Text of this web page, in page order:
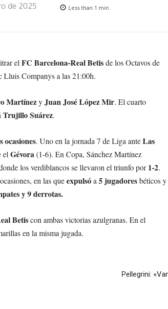
de 2025 Less than 1 min.
elFC Barcelona-Real Betisde los Octavos de
Lluis Companys a las 21:00h.
MartínezyJuan José López Mir. El cuarto
Trujillo Suárez.
ocasiones. Uno en la jornada 7 de Liga anteLas
elGévora(1-6). En Copa, Sánchez Martínez
los verdiblancos se llevaron el triunfo por1-2.
en las queexpulsóa5 jugadoresbéticos y
y 9 derrotas.
Betiscon ambas victorias azulgranas. En el
en la misma jugada.
Pellegrini: